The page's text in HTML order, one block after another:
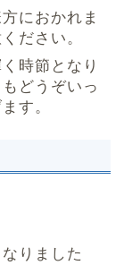
におかれま
ださい。
時節となり
どうぞいっ
す。
りました